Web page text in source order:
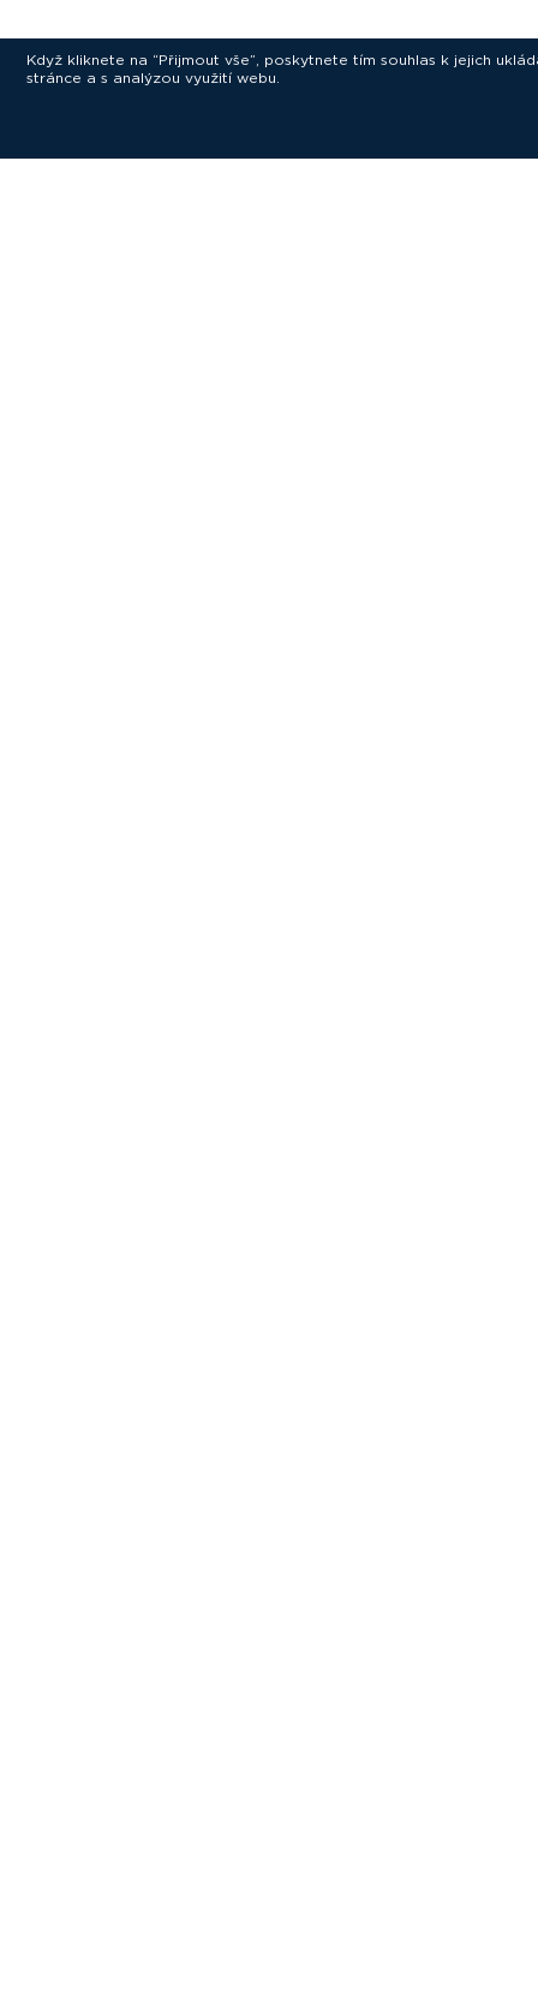
Když kliknete na “Přijmout vše”, poskytnete tím souhlas k jejich
stránce a s analýzou využití webu.